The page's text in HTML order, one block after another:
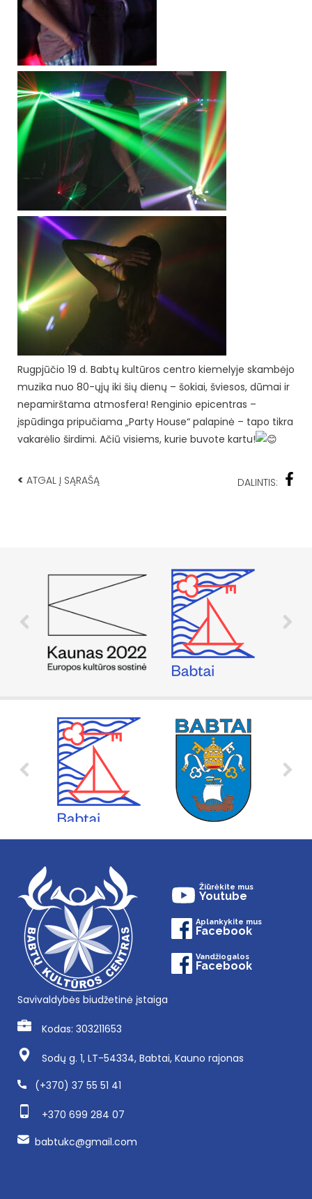
Rugpjūčio 19 d. Babtų kultūros centro kiemelyje skambėjo
muzika nuo 80-ųjų iki šių dienų – šokiai, šviesos, dūmai ir
nepamirštama atmosfera! Renginio epicentras –
įspūdinga pripučiama „Party House“ palapinė – tapo tikra
vakarėlio širdimi. Ačiū visiems, kurie buvote kartu!
< ATGAL Į SĄRAŠĄ DALINTIS:
Žiūrėkite mus
Youtube
Aplankykite mus
Facebook
Vandžiogalos
Facebook
Savivaldybės biudžetinė įstaiga
Kodas: 303211653
Sodų g. 1, LT-54334, Babtai, Kauno rajonas
(+370) 37 55 51 41
+370 699 284 07
babtukc@gmail.com